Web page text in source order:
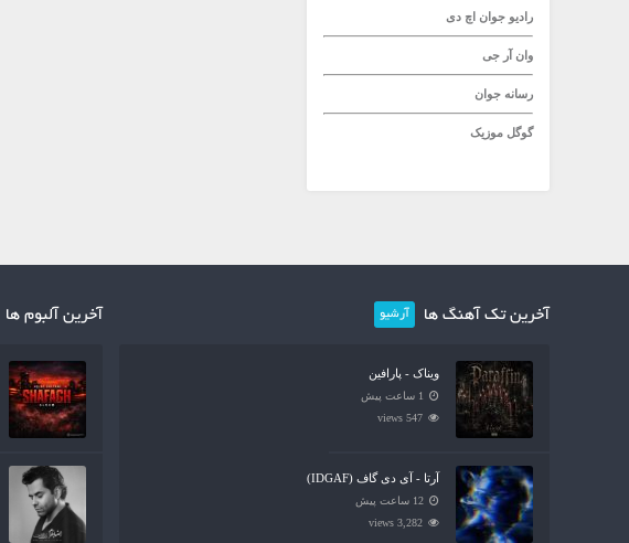
رادیو جوان اچ دی
وان آر جی
رسانه جوان
گوگل موزیک
آخرین تک آهنگ ها آرشیو
ویناک - پارافین
1 ساعت پیش
547 views
آرتا - آی دی گاف (IDGAF)
12 ساعت پیش
3,282 views
آخرین آلبوم ها